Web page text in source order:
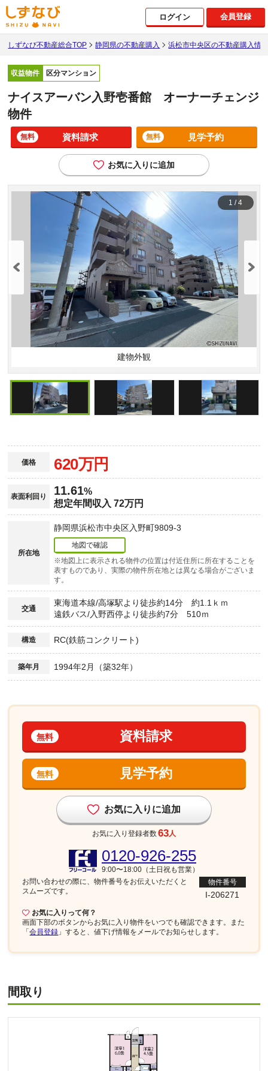
ログイン 会員登録
しずなび不動産総合TOP 静岡県の不動産購入 浜松市中央区の不動産購入情
収益物件 区分マンション
ナイスアーバン入野壱番館 オーナーチェンジ
物件
資料請求
無料 見学予約
無料
お気に入りに追加
建物外観
1 / 4
価格 620万円
表面利回り 11.61%
想定年間収入 72万円
所在地
静岡県浜松市中央区入野町9809-3
地図で確認
※地図上に表示される物件の位置は付近住所に所在することを
表すものであり、実際の物件所在地とは異なる場合がございま
す。
交通
東海道本線/高塚駅より徒歩約14分 約1.1ｋｍ
遠鉄バス/入野西停より徒歩約7分 510ｍ
構造 RC(鉄筋コンクリート)
築年月 1994年2月（築32年）
資料請求
無料
見学予約
無料
お気に入りに追加
お気に入り登録者数63人
お気に入りって何？
画面下部のボタンからお気に入り物件をいつでも確認できます。また
「会員登録 」すると、値下げ情報をメールでお知らせします。
0120-926-255
9:00〜18:00（土日祝も営業）
お問い合わせの際に、物件番号をお伝えいただくと
スムーズです。
物件番号
I-206271
間取り